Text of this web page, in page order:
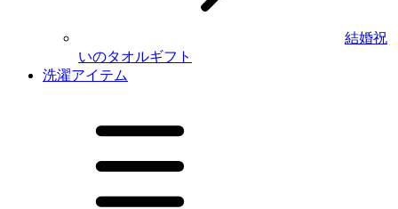
結婚祝
いのタオルギフト
洗濯アイテム